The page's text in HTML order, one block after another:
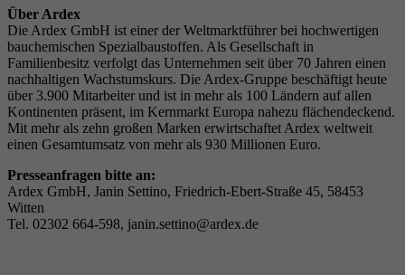
Über Ardex
Die Ardex GmbH ist einer der Weltmarktführer bei hochwertigen
bauchemischen Spezialbaustoffen. Als Gesellschaft in
Familienbesitz verfolgt das Unternehmen seit über 70 Jahren einen
nachhaltigen Wachstumskurs. Die Ardex-Gruppe beschäftigt heute
über 3.900 Mitarbeiter und ist in mehr als 100 Ländern auf allen
Kontinenten präsent, im Kernmarkt Europa nahezu flächendeckend.
Mit mehr als zehn großen Marken erwirtschaftet Ardex weltweit
einen Gesamtumsatz von mehr als 930 Millionen Euro.
Presseanfragen bitte an:
Ardex GmbH, Janin Settino, Friedrich-Ebert-Straße 45, 58453
Witten
Tel. 02302 664-598, janin.settino@ardex.de